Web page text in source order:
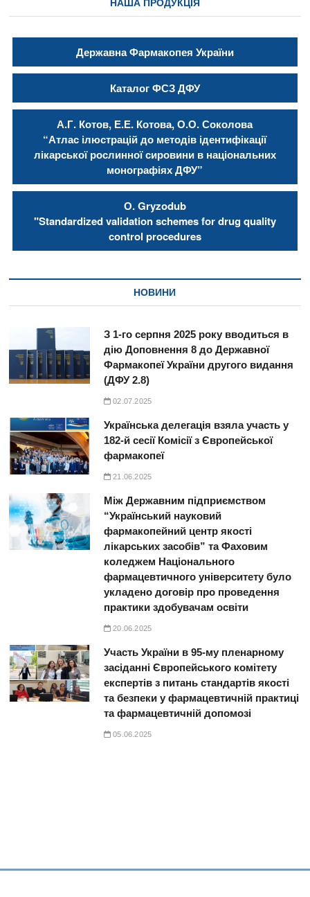
НАША ПРОДУКЦІЯ
Державна Фармакопея України
Каталог ФСЗ ДФУ
А.Г. Котов, Е.Е. Котова, О.О. Соколова
“Атлас ілюстрацій до методів ідентифікації
лікарської рослинної сировини в національних
монографіях ДФУ”
О. Gryzodub
"Standardized validation schemes for drug quality
control procedures
НОВИНИ
З 1-го серпня 2025 року вводиться в
дію Доповнення 8 до Державної
Фармакопеї України другого видання
(ДФУ 2.8)
02.07.2025
Українська делегація взяла участь у
182-й сесії Комісії з Європейської
фармакопеї
21.06.2025
Між Державним підприємством
“Український науковий
фармакопейний центр якості
лікарських засобів” та Фаховим
коледжем Національного
фармацевтичного університету було
укладено договір про проведення
практики здобувачам освіти
20.06.2025
Участь України в 95-му пленарному
засіданні Європейського комітету
експертів з питань стандартів якості
та безпеки у фармацевтичній практиці
та фармацевтичній допомозі
05.06.2025